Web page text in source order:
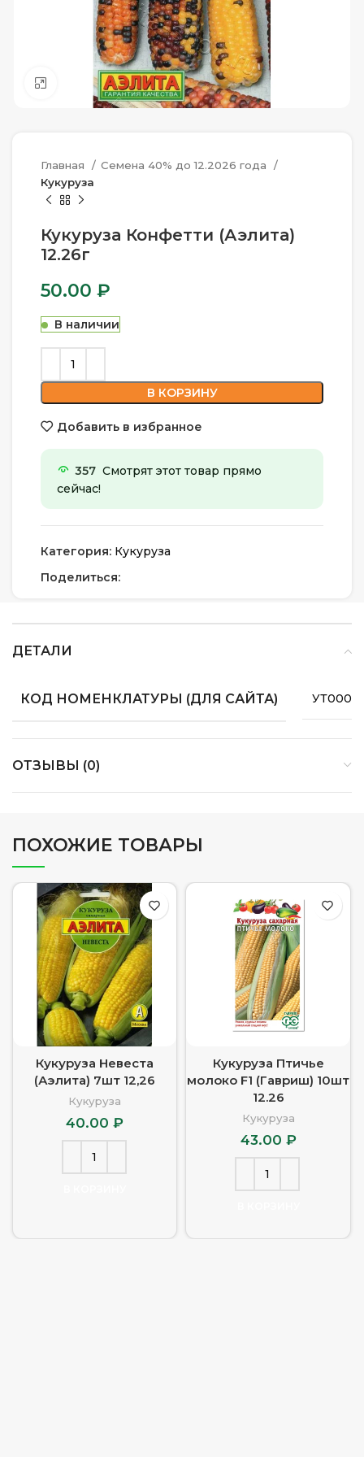
Нажмите, чтобы увеличить
Главная
Семена 40% до 12.2026 года
Кукуруза
Кукуруза Конфетти (Аэлита)
12.26г
50.00 ₽
В наличии
В КОРЗИНУ
Добавить в избранное
357 Смотрят этот товар прямо
сейчас!
Категория: Кукуруза
Поделиться:
ДЕТАЛИ
КОД НОМЕНКЛАТУРЫ (ДЛЯ САЙТА)
ОТЗЫВЫ (0)
ПОХОЖИЕ ТОВАРЫ
Кукуруза Невеста
(Аэлита) 7шт 12,26
Кукуруза
40.00₽
Кукуруза Птичье
молоко F1 (Гавриш) 10шт
12.26
Кукуруза
43.00 ₽